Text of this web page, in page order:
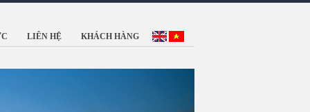
LIÊN HỆ KHÁCH HÀNG